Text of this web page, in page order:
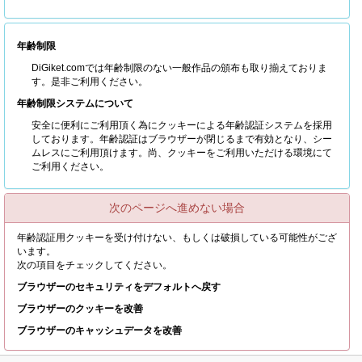
年齢制限
DiGiket.comでは年齢制限のない一般作品の頒布も取り揃えておりま
す。是非ご利用ください。
年齢制限システムについて
安全に便利にご利用頂く為にクッキーによる年齢認証システムを採用
しております。年齢認証はブラウザーが閉じるまで有効となり、シー
ムレスにご利用頂けます。尚、クッキーをご利用いただける環境にて
ご利用ください。
次のページへ進めない場合
年齢認証用クッキーを受け付けない、もしくは破損している可能性がござ
います。
次の項目をチェックしてください。
ブラウザーのセキュリティをデフォルトへ戻す
ブラウザーのクッキーを改善
ブラウザーのキャッシュデータを改善